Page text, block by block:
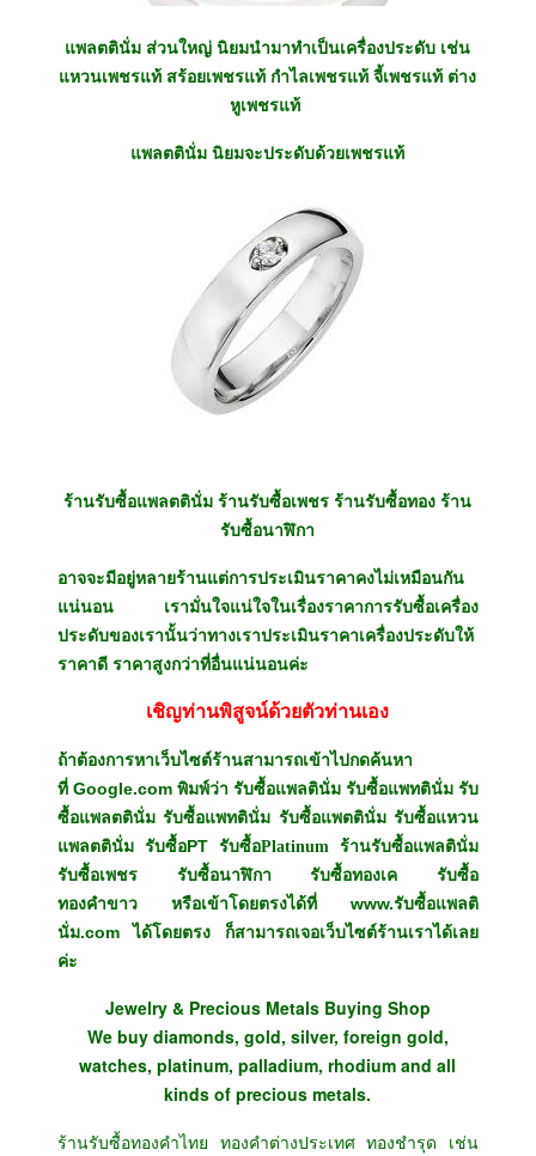
แพลตตินั่ม ส่วนใหญ่ นิยมนำมาทำเป็นเครื่องประดับ เช่น
แหวนเพชรแท้ สร้อยเพชรแท้ กำไลเพชรแท้ จี้เพชรแท้ ต่าง
หูเพชรแท้
แพลตตินั่ม นิยมจะประดับด้วยเพชรแท้
ร้านรับซื้อแพลตตินั่ม ร้านรับซื้อเพชร ร้านรับซื้อทอง ร้าน
รับซื้อนาฬิกา
อาจจะมีอยู่หลายร้านแต่การประเมินราคาคงไม่เหมือนกัน
แน่นอน เรามั่นใจแน่ใจในเรื่องราคาการรับซื้อเครื่อง
ประดับของเรานั้นว่าทางเราประเมินราคาเครื่องประดับให้
ราคาดี ราคาสูงกว่าที่อื่นแน่นอนค่ะ
เชิญท่านพิสูจน์ด้วยตัวท่านเอง
ถ้าต้องการหาเว็บไซต์ร้านสามารถเข้าไปกดค้นหา
ที่ Google.com พิมพ์ว่า รับซื้อแพลตินั่ม รับซื้อแพทตินั่ม รับ
ซื้อแพลตตินั่ม รับซื้อแพทตินั่ม รับซื้อแพตตินั่ม รับซื้อแหวน
แพลตตินั่ม รับซื้อPTรับซื้อPlatinum ร้านรับซื้อแพลตินั่ม
รับซื้อเพชรรับซื้อนาฬิกา รับซื้อทองเค รับซื้อ
ทองคำขาว หรือเข้าโดยตรงได้ที่www.รับซื้อแพลติ
นั่ม.comได้โดยตรง ก็สามารถเจอเว็บไซต์ร้านเราได้เลย
ค่ะ
Jewelry & Precious Metals Buying Shop
We buy diamonds, gold, silver, foreign gold,
watches, platinum, palladium, rhodium and all
kinds of precious metals.
ร้านรับซื้อทองคำไทย ทองคำต่างประเทศ ทองชำรุด เช่น